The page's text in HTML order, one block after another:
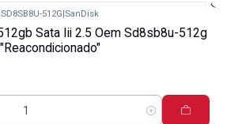
SD8SB8U-512G SanDisk
Sata Iii 2.5 Oem Sd8sb8u-512g
"Reacondicionado"